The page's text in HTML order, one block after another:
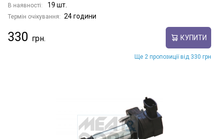
В наявності: 19 шт.
Термін очікування: 24 години
330 КУПИТИ
Ще 2 пропозиції від 330 грн